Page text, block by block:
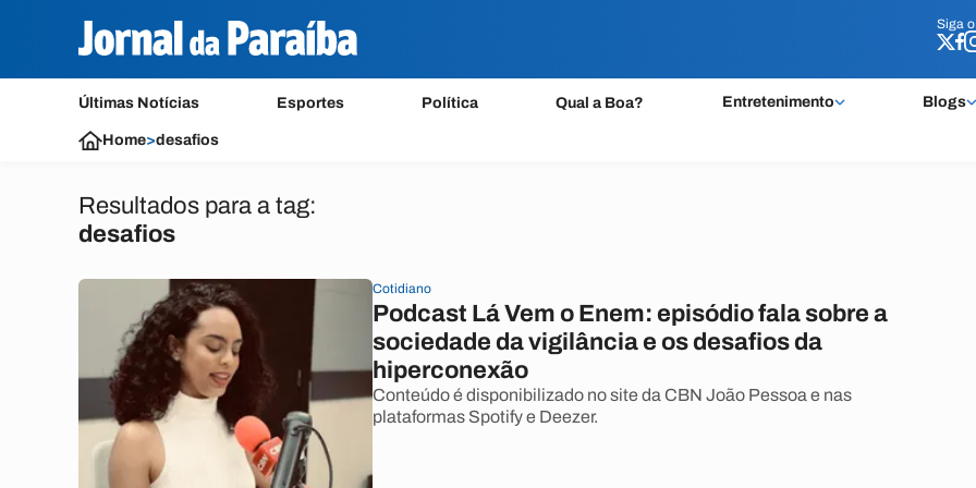
Siga o
Últimas Notícias Esportes Política Qual a Boa? Entretenimento Blogs
Siga o
Home>desafios
Resultados para a tag:
desafios
Cotidiano
Podcast Lá Vem o Enem: episódio fala sobre a
sociedade da vigilância e os desafios da
hiperconexão
Conteúdo é disponibilizado no site da CBN João Pessoa e nas
plataformas Spotify e Deezer.